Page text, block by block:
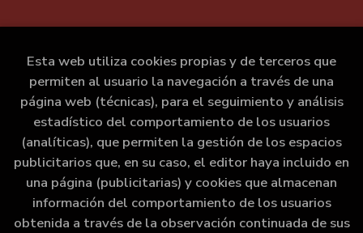
Esta web utiliza cookies propias y de terceros que
permiten al usuario la navegación a través de una
página web (técnicas), para el seguimiento y análisis
estadístico del comportamiento de los usuarios
(analíticas), que permiten la gestión de los espacios
publicitarios que, en su caso, el editor haya incluido en
una página (publicitarias) y cookies que almacenan
información del comportamiento de los usuarios
obtenida a través de la observación continuada de sus